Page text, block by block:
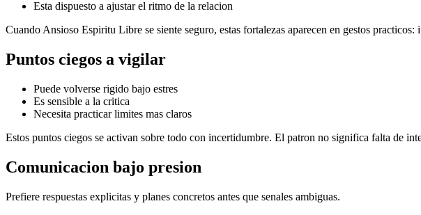
Esta dispuesto a ajustar el ritmo de la relacion
Cuando Ansioso Espiritu Libre se siente seguro, estas fortalezas aparecen en gestos
Puntos ciegos a vigilar
Puede volverse rigido bajo estres
Es sensible a la critica
Necesita practicar limites mas claros
Estos puntos ciegos se activan sobre todo con incertidumbre. El patron no significa falta de
Comunicacion bajo presion
Prefiere respuestas explicitas y planes concretos antes que senales ambiguas.